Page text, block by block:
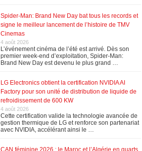
Spider-Man: Brand New Day bat tous les records et
signe le meilleur lancement de l’histoire de TMV
Cinemas
4 août 2026
L’événement cinéma de l’été est arrivé. Dès son
premier week-end d’exploitation, Spider-Man:
Brand New Day est devenu le plus grand …
LG Electronics obtient la certification NVIDIA AI
Factory pour son unité de distribution de liquide de
refroidissement de 600 KW
4 août 2026
Cette certification valide la technologie avancée de
gestion thermique de LG et renforce son partenariat
avec NVIDIA, accélérant ainsi le …
CAN féminine 2026 : le Maroc et l’Algérie en quarts